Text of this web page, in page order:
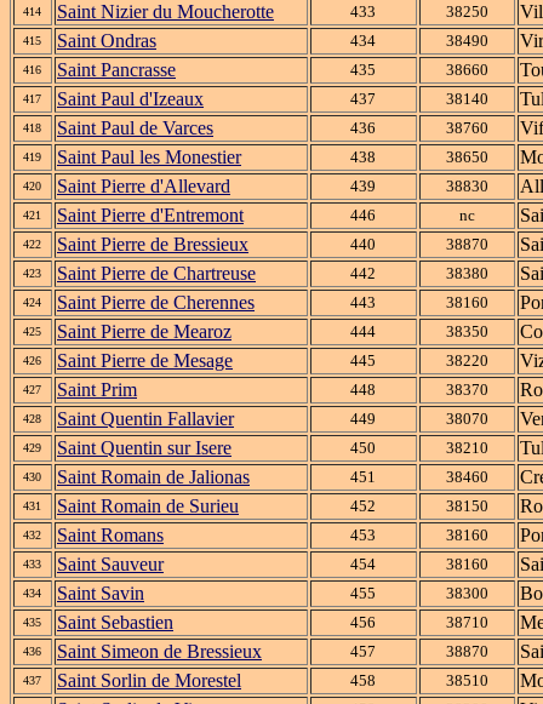
414 Saint Nizier du Moucherotte 433 38250
415 Saint Ondras 434 38490
416 Saint Pancrasse 435 38660
417 Saint Paul d'Izeaux 437 38140
418 Saint Paul de Varces 436 38760 Vif
419 Saint Paul les Monestier 438 38650
420 Saint Pierre d'Allevard 439 38830
421 Saint Pierre d'Entremont 446 nc
422 Saint Pierre de Bressieux 440 38870
423 Saint Pierre de Chartreuse 442 38380
424 Saint Pierre de Cherennes 443 38160
425 Saint Pierre de Mearoz 444 38350
426 Saint Pierre de Mesage 445 38220
427 Saint Prim 448 38370
428 Saint Quentin Fallavier 449 38070
429 Saint Quentin sur Isere 450 38210
430 Saint Romain de Jalionas 451 38460
431 Saint Romain de Surieu 452 38150
432 Saint Romans 453 38160
433 Saint Sauveur 454 38160
434 Saint Savin 455 38300
435 Saint Sebastien 456 38710
436 Saint Simeon de Bressieux 457 38870
437 Saint Sorlin de Morestel 458 38510